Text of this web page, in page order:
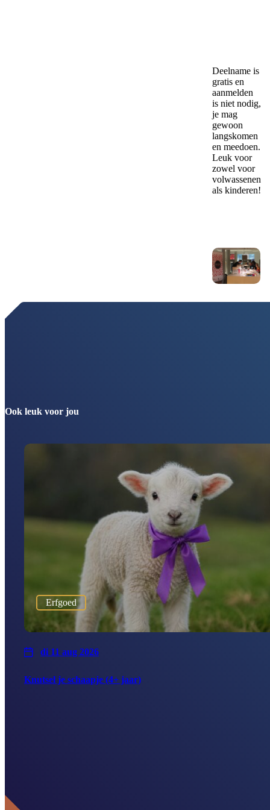
Deelname is
gratis en
aanmelden
is niet nodig,
je mag
gewoon
langskomen
en meedoen.
Leuk voor
zowel voor
volwassenen
als kinderen!
Ook leuk voor jou
Erfgoed
di 11 aug 2026
Knutsel je schaapje (4+ jaar)